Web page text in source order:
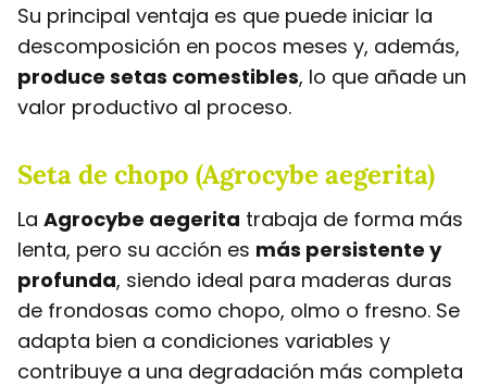
Su principal ventaja es que puede iniciar la
descomposición en pocos meses y, además,
produce setas comestibles, lo que añade un
valor productivo al proceso.
Seta de chopo (Agrocybe aegerita)
La Agrocybe aegerita trabaja de forma más
lenta, pero su acción es más persistente y
profunda, siendo ideal para maderas duras
de frondosas como chopo, olmo o fresno. Se
adapta bien a condiciones variables y
contribuye a una degradación más completa